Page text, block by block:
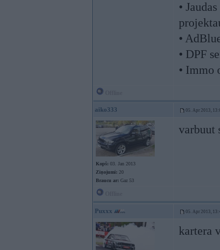
•
•
• DPF
• Immo
aiko333 05. Apr 2013,
Kopš: 03. Jan 2013
Ziņojumi: 20
Braucu ar: Gaz 53
varbuut
Puxxx 05. Apr 2013,
kartera